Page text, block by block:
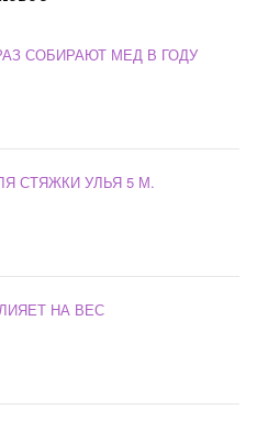
СОБИРАЮТ МЕД В ГОДУ
СТЯЖКИ УЛЬЯ 5 М.
НА ВЕС